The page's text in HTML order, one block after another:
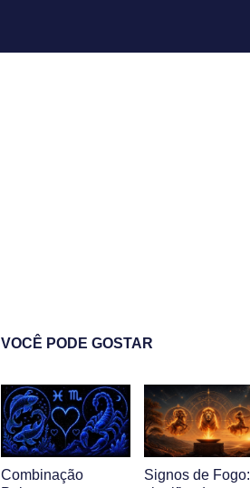
VOCÊ PODE GOSTAR
Combinação
Signos de Fogo: